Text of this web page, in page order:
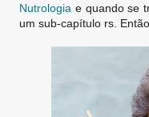
Nutrologia e quando se
um sub-capítulo rs.